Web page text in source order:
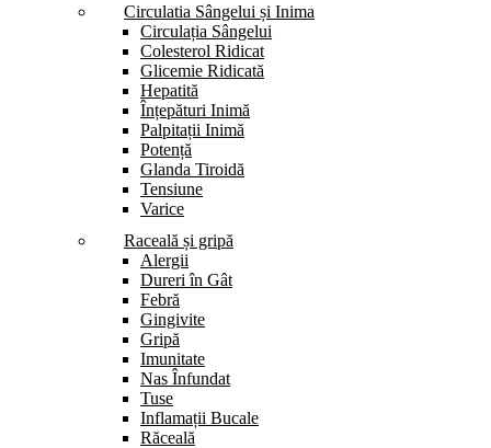
Circulatia Sângelui și Inima
Circulația Sângelui
Colesterol Ridicat
Glicemie Ridicată
Hepatită
Înțepături Inimă
Palpitații Inimă
Potență
Glanda Tiroidă
Tensiune
Varice
Raceală și gripă
Alergii
Dureri în Gât
Febră
Gingivite
Gripă
Imunitate
Nas Înfundat
Tuse
Inflamații Bucale
Răceală